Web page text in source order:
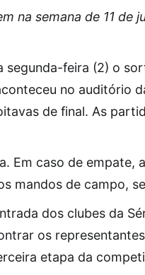
na semana de 11 de
segunda-feira (2) o
no auditório
de final. As
Em caso de
mandos de campo,
dos clubes da
os
etapa da